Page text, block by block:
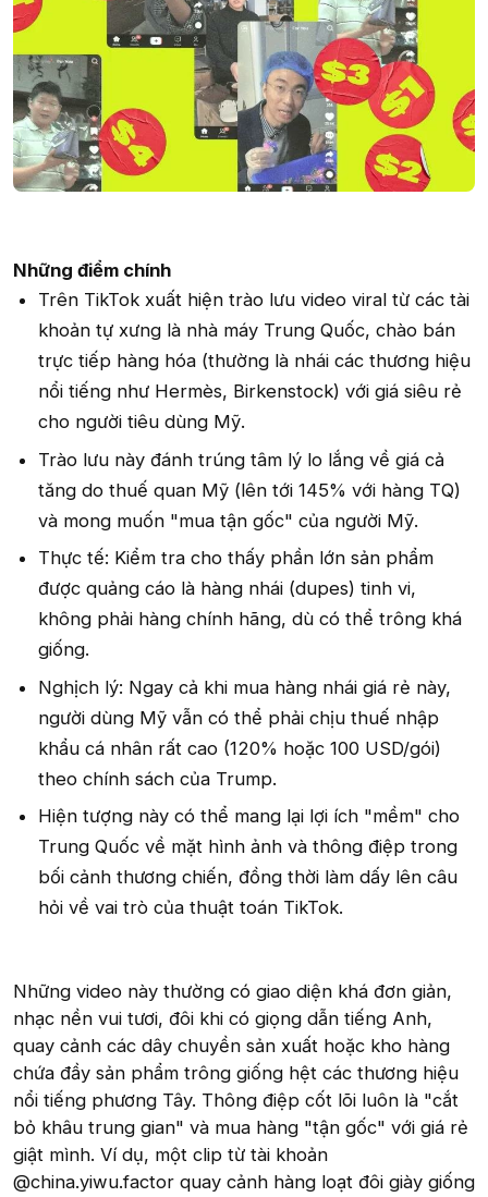
Những điểm chính
Trên TikTok xuất hiện trào lưu video viral từ các tài
khoản tự xưng là nhà máy Trung Quốc, chào bán
trực tiếp hàng hóa (thường là nhái các thương hiệu
nổi tiếng như Hermès, Birkenstock) với giá siêu rẻ
cho người tiêu dùng Mỹ.
Trào lưu này đánh trúng tâm lý lo lắng về giá cả
tăng do thuế quan Mỹ (lên tới 145% với hàng TQ)
và mong muốn "mua tận gốc" của người Mỹ.
Thực tế: Kiểm tra cho thấy phần lớn sản phẩm
được quảng cáo là hàng nhái (dupes) tinh vi,
không phải hàng chính hãng, dù có thể trông khá
giống.
Nghịch lý: Ngay cả khi mua hàng nhái giá rẻ này,
người dùng Mỹ vẫn có thể phải chịu thuế nhập
khẩu cá nhân rất cao (120% hoặc 100 USD/gói)
theo chính sách của Trump.
Hiện tượng này có thể mang lại lợi ích "mềm" cho
Trung Quốc về mặt hình ảnh và thông điệp trong
bối cảnh thương chiến, đồng thời làm dấy lên câu
hỏi về vai trò của thuật toán TikTok.
Những video này thường có giao diện khá đơn giản,
nhạc nền vui tươi, đôi khi có giọng dẫn tiếng Anh,
quay cảnh các dây chuyền sản xuất hoặc kho hàng
chứa đầy sản phẩm trông giống hệt các thương hiệu
nổi tiếng phương Tây. Thông điệp cốt lõi luôn là "cắt
bỏ khâu trung gian" và mua hàng "tận gốc" với giá rẻ
giật mình. Ví dụ, một clip từ tài khoản
@china.yiwu.factor quay cảnh hàng loạt đôi giày giống